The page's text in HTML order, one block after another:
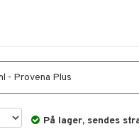
- Provena Plus
På lager, sendes